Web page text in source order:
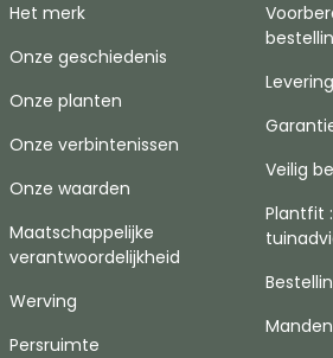
Het merk
Onze geschiedenis
Onze planten
Onze verbintenissen
Onze waarden
Maatschappelijke
verantwoordelijkheid
Werving
Persruimte
Veilig
Plantfit